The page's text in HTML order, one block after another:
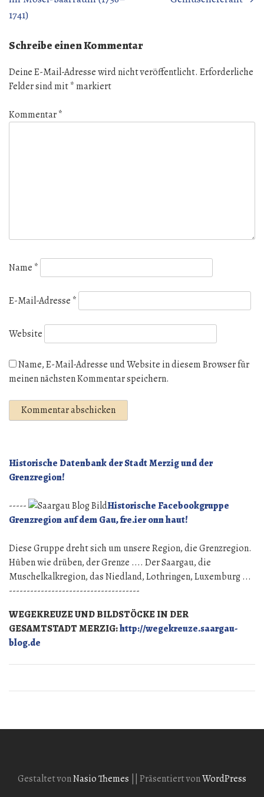
1741)
Schreibe einen Kommentar
Deine E-Mail-Adresse wird nicht veröffentlicht. Erforderliche
Felder sind mit* markiert
Kommentar*
Name *
E-Mail-Adresse *
Website
Name, E-Mail-Adresse und Website in diesem Browser für
meinen nächsten Kommentar speichern.
Historische Datenbank der Stadt Merzig und der
Grenzregion!
-----
Historische Facebookgruppe
Grenzregion auf dem Gau, fre.ier onn haut!
Diese Gruppe dreht sich um unsere Region, die Grenzregion.
Hüben wie drüben, der Grenze .... Der Saargau, die
Muschelkalkregion, das Niedland, Lothringen, Luxemburg ...
-------------------------------------
WEGEKREUZE UND BILDSTÖCKE IN DER
GESAMTSTADT MERZIG:http://wegekreuze.saargau-
blog.de
Gestaltet vonNasio Themes Präsentiert vonWordPress